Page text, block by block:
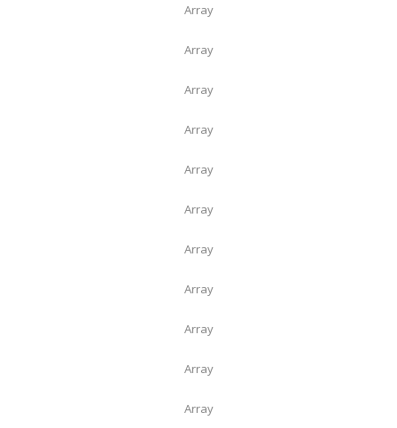
Array
Array
Array
Array
Array
Array
Array
Array
Array
Array
Array